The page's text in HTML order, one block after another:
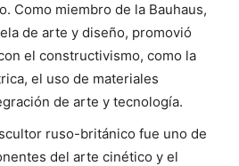
Como miembro de la Bauhaus,
de arte y diseño, promovió
el constructivismo, como la
el uso de materiales
de arte y tecnología.
ruso-británico fue uno de
del arte cinético y el